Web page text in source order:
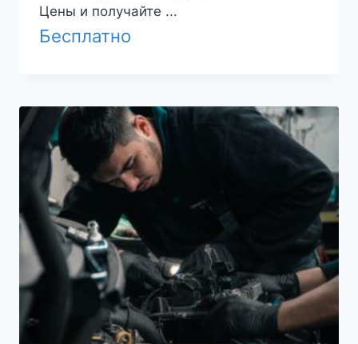
Цены и получайте ...
Бесплатно